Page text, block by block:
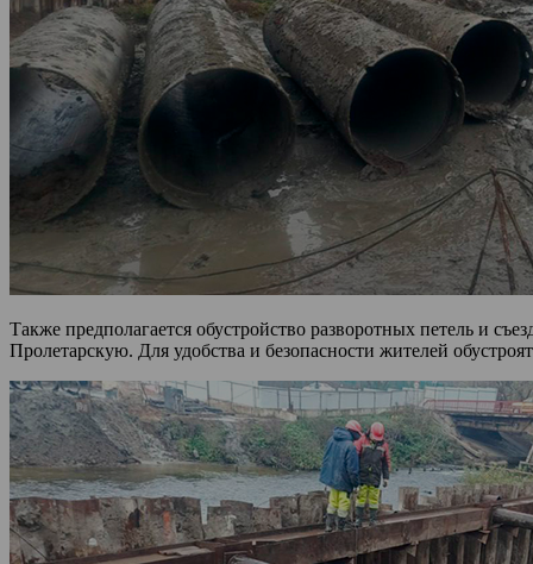
Также предполагается обустройство разворотных петель и
Пролетарскую. Для удобства и безопасности жителей